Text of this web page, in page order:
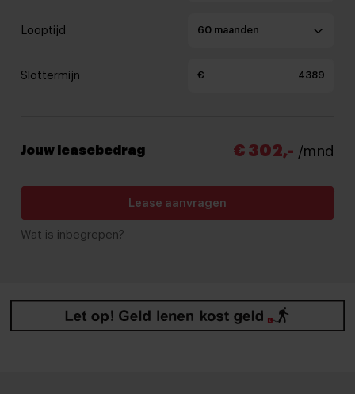
Looptijd
Slottermijn €
Jouw leasebedrag € 302,- /mnd
Lease aanvragen
Wat is inbegrepen?